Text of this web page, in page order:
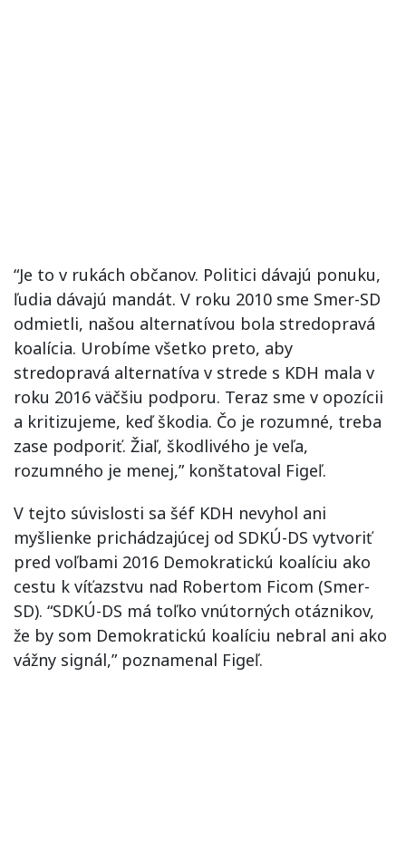
“Je to v rukách občanov. Politici dávajú ponuku,
ľudia dávajú mandát. V roku 2010 sme Smer-SD
odmietli, našou alternatívou bola stredopravá
koalícia. Urobíme všetko preto, aby
stredopravá alternatíva v strede s KDH mala v
roku 2016 väčšiu podporu. Teraz sme v opozícii
a kritizujeme, keď škodia. Čo je rozumné, treba
zase podporiť. Žiaľ, škodlivého je veľa,
rozumného je menej,” konštatoval Figeľ.
V tejto súvislosti sa šéf KDH nevyhol ani
myšlienke prichádzajúcej od SDKÚ-DS vytvoriť
pred voľbami 2016 Demokratickú koalíciu ako
cestu k víťazstvu nad Robertom Ficom (Smer-
SD). “SDKÚ-DS má toľko vnútorných otáznikov,
že by som Demokratickú koalíciu nebral ani ako
vážny signál,” poznamenal Figeľ.